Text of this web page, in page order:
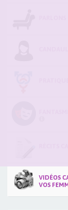
VIDÉOS
VOS